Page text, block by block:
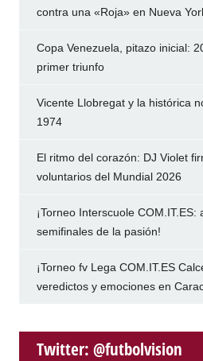
contra una «Roja» en Nueva
Copa Venezuela, pitazo inicial:
primer triunfo
Vicente Llobregat y la histórica
1974
El ritmo del corazón: DJ Violet
voluntarios del Mundial 2026
¡Torneo Interscuole COM.IT.ES:
semifinales de la pasión!
¡Torneo fv Lega COM.IT.ES
veredictos y emociones en
Twitter: @futbolvision